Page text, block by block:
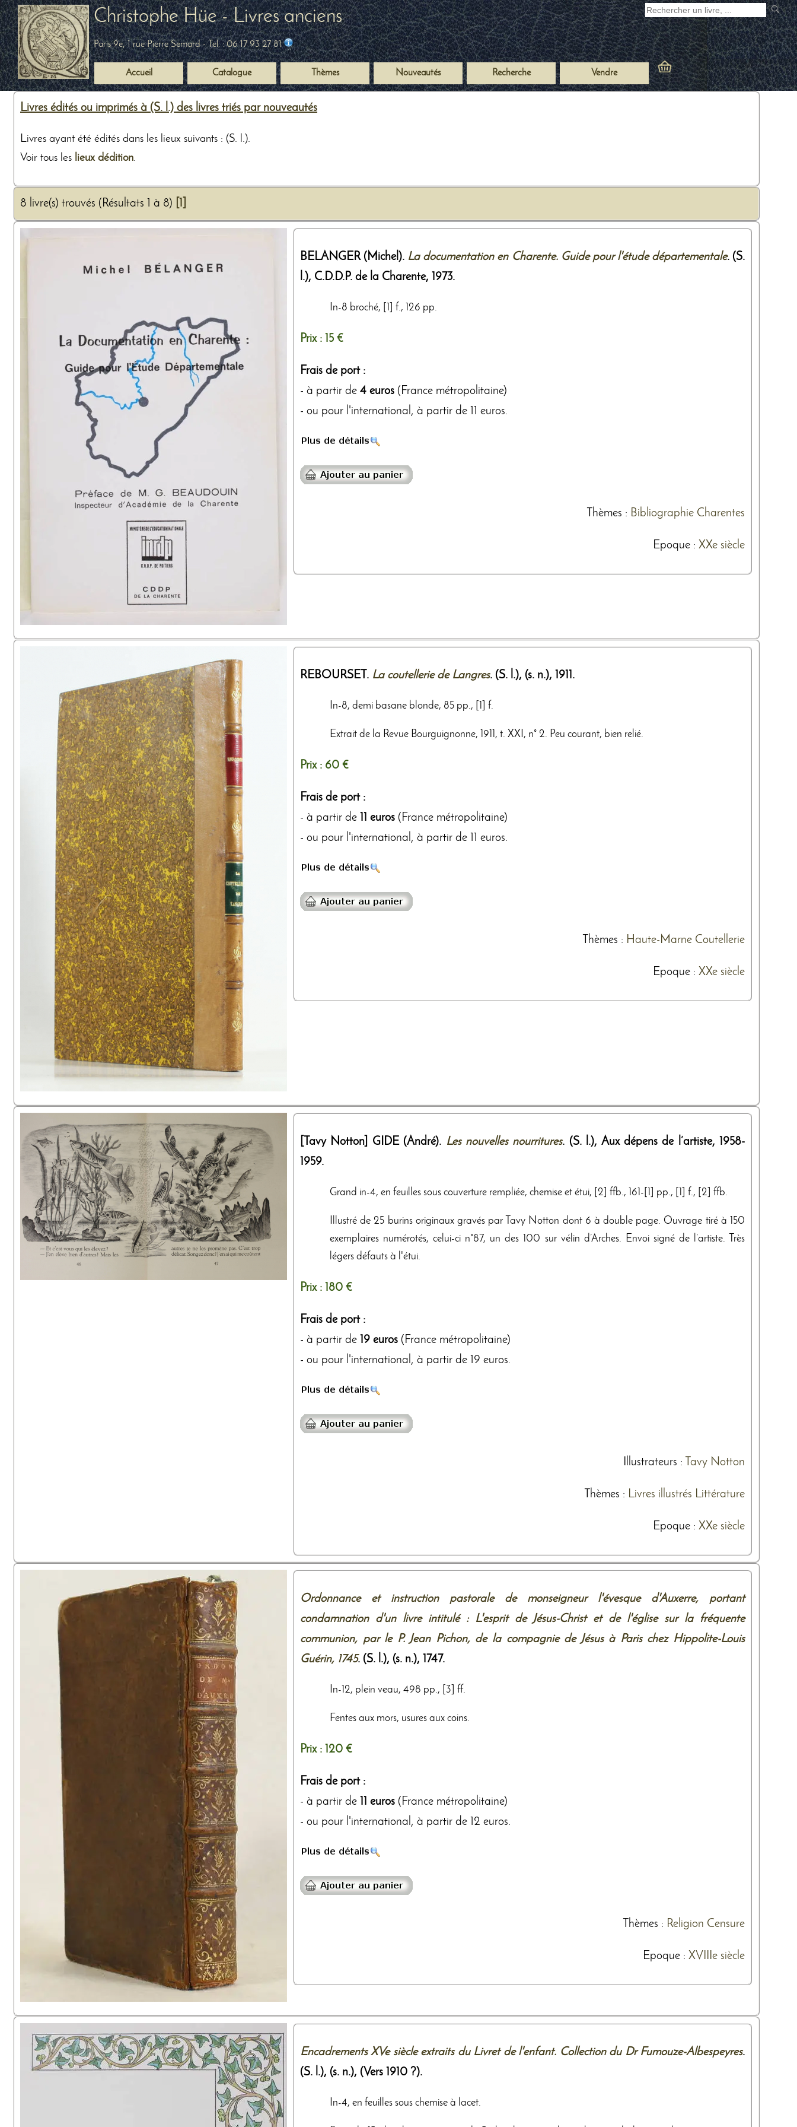
Christophe Hüe - Livres anciens
Paris 9e, 1 rue Pierre Semard- Tel. :06 17 93 27 81
Accueil Catalogue Thèmes Nouveautés Recherche Vendre
Livres édités ou imprimés à (S. l.) des livres triés par nouveautés
Livres ayant été édités dans les lieux suivants : (S. l.).
Voir tous les lieux dédition.
8 livre(s) trouvés (Résultats 1 à 8)
BELANGER (Michel). La documentation en Charente. Guide pour l'étude départementale. (S.
l.), C.D.D.P. de la Charente, 1973.
In-8 broché, [1] f., 126 pp.
Prix : 15 €
Frais de port :
- à partir de 4 euros (France métropolitaine)
- ou pour l'international, à partir de 11 euros.
Thèmes : Bibliographie Charentes
Epoque : XXe siècle
REBOURSET. La coutellerie de Langres. (S. l.), (s. n.), 1911 .
In-8, demi basane blonde, 85 pp., [1] f.
Extrait de la Revue Bourguignonne, 1911, t. XXI, n° 2. Peu courant, bien relié.
Prix : 60 €
Frais de port :
- à partir de 11 euros (France métropolitaine)
- ou pour l'international, à partir de 11 euros.
Thèmes : Haute-Marne Coutellerie
Epoque : XXe siècle
[Tavy Notton] GIDE (André). Les nouvelles nourritures. (S. l.), Aux dépens de l’artiste, 1958-
1959.
Grand in-4, en feuilles sous couverture rempliée, chemise et étui, [2] ffb., 161-[1] pp., [1] f., [2] ffb.
Illustré de 25 burins originaux gravés par Tavy Notton dont 6 à double page. Ouvrage tiré à 150
exemplaires numérotés, celui-ci n°87, un des 100 sur vélin d’Arches. Envoi signé de l’artiste. Très
légers défauts à l'étui.
Prix : 180 €
Frais de port :
- à partir de 19 euros (France métropolitaine)
- ou pour l'international, à partir de 19 euros.
Illustrateurs : Tavy Notton
Thèmes : Livres illustrés Littérature
Epoque : XXe siècle
Ordonnance et instruction pastorale de monseigneur l'évesque d'Auxerre, portant
condamnation d'un livre intitulé : L'esprit de Jésus-Christ et de l'église sur la fréquente
communion, par le P. Jean Pichon, de la compagnie de Jésus à Paris chez Hippolite-Louis
Guérin, 1745. (S. l.), (s. n.), 1747.
In-12, plein veau, 498 pp., [3] ff.
Fentes aux mors, usures aux coins.
Prix : 120 €
Frais de port :
- à partir de 11 euros (France métropolitaine)
- ou pour l'international, à partir de 12 euros.
Thèmes : Religion Censure
Epoque : XVIIIe siècle
Encadrements XVe siècle extraits du Livret de l'enfant. Collection du Dr Fumouze-Albespeyres.
(S. l.), (s. n.), (Vers 1910 ?).
In-4, en feuilles sous chemise à lacet.